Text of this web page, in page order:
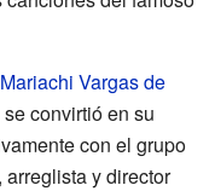
Mariachi Vargas de
convirtió en su
con el grupo
y director